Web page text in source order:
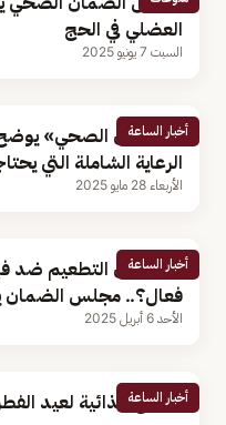
العضلي في الحج
السبت 7 يونيو 2025
أخبار الساعة
«الضمان الصحي»
الرعاية الشاملة التي
الأربعاء 28 مايو 2025
أخبار الساعة
متى يكون التطعيم ضد
فعال؟.. مجلس الضمان
الأحد 6 أبريل 2025
أخبار الساعة
نصائح غذائية لعيد